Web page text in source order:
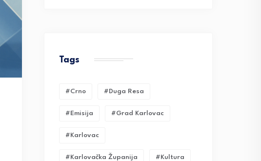
Tags
#crno #duga Resa
#emisija #grad Karlovac
#karlovac
#karlovačka Županija #kultura